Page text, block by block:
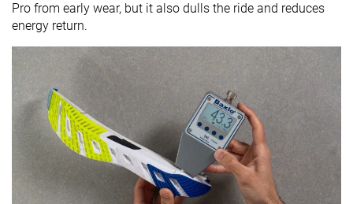
Pro from early wear, but it also dulls the ride and reduces
energy return.